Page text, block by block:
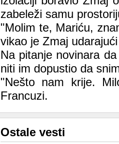
zabeleži samu
"Molim te, Mariću,
vikao je Zmaj
Na pitanje novinara
niti im dopustio da
"Nešto nam krije.
Francuzi.
Ostale vesti